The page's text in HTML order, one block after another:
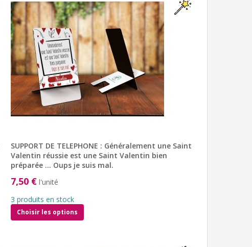
SUPPORT DE TELEPHONE : Généralement une Saint
Valentin réussie est une Saint Valentin bien
préparée … Oups je suis mal.
7,50 € l'unité
3 produits en stock
Choisir les options